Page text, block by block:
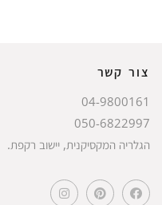
צור קשר
04-9800161
050-6822997
הגלריה המקסיקנית, יישוב רקפת.